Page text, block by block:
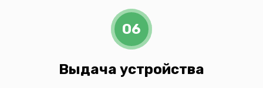
06
Выдача устройства